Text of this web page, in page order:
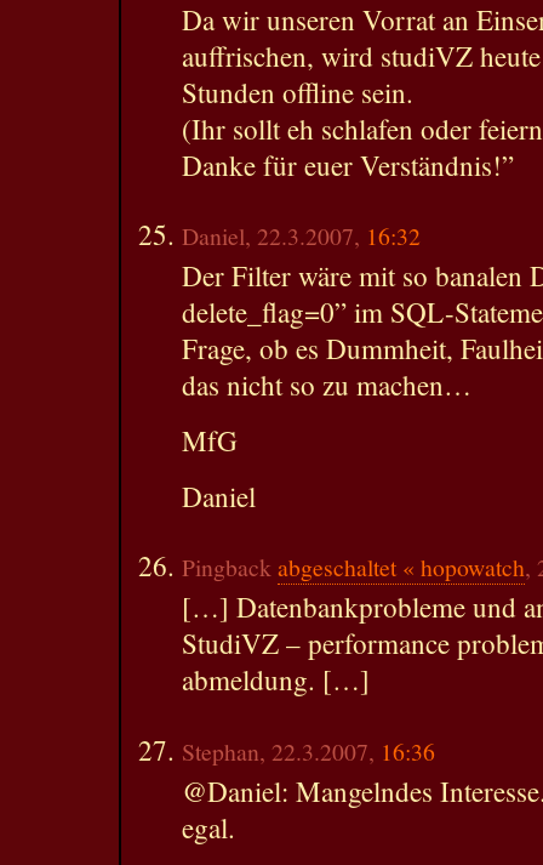
Da wir unseren Vorrat an
auffrischen, wird studiVZ
Stunden offline sein.
(Ihr sollt eh schlafen oder
Danke für euer Verständnis!”
Daniel, 22.3.2007, 16:32
Der Filter wäre mit so
delete_flag=0” im SQL-
Frage, ob es Dummheit,
das nicht so zu machen…
MfG
Daniel
Pingbackabgeschaltet « hopowatch,
[…] Datenbankprobleme und
StudiVZ – performance
abmeldung. […]
Stephan, 22.3.2007, 16:36
@Daniel: Mangelndes
egal.